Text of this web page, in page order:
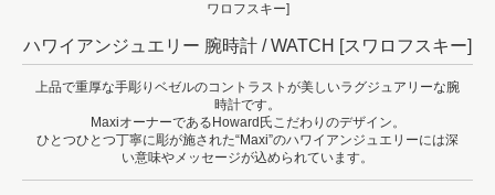
ワロフスキー]
ハワイアンジュエリー 腕時計 / WATCH [スワロフスキー]
上品で重厚な手彫りベゼルのコントラストが美しいラグジュアリーな腕
時計です。
MaxiオーナーであるHoward氏こだわりのデザイン。
ひとつひとつ丁寧に彫が施された“Maxi”のハワイアンジュエリーには深
い意味やメッセージが込められています。